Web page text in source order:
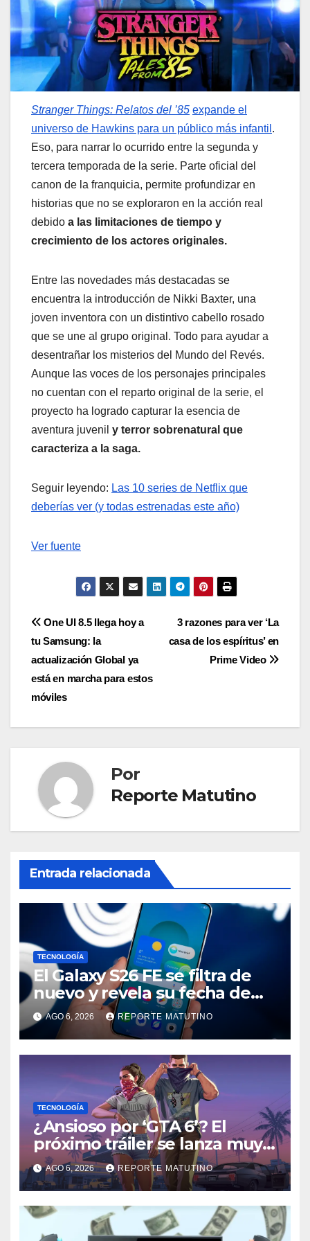
Stranger Things: Relatos del ’85 expande el
universo de Hawkins para un público más infantil .
Eso, para narrar lo ocurrido entre la segunda y
tercera temporada de la serie. Parte oficial del
canon de la franquicia, permite profundizar en
historias que no se exploraron en la acción real
debido a las limitaciones de tiempo y
crecimiento de los actores originales.
Entre las novedades más destacadas se
encuentra la introducción de Nikki Baxter, una
joven inventora con un distintivo cabello rosado
que se une al grupo original. Todo para ayudar a
desentrañar los misterios del Mundo del Revés.
Aunque las voces de los personajes principales
no cuentan con el reparto original de la serie, el
proyecto ha logrado capturar la esencia de
aventura juvenil y terror sobrenatural que
caracteriza a la saga.
Seguir leyendo: Las 10 series de Netflix que
deberías ver (y todas estrenadas este año)
Ver fuente
Navegación
de
entradas
3 razones para ver ‘La
casa de los espíritus’ en
Prime Video
One UI 8.5 llega hoy a
tu Samsung: la
actualización Global ya
está en marcha para estos
móviles
Por
Reporte Matutino
Entrada relacionada
TECNOLOGÍA
El Galaxy S26 FE se filtra de
nuevo y revela su fecha de
lanzamiento
AGO 6, 2026 REPORTE MATUTINO
TECNOLOGÍA
¿Ansioso por ‘GTA 6’? El
próximo tráiler se lanza muy
pronto… en Netflix
AGO 6, 2026 REPORTE MATUTINO